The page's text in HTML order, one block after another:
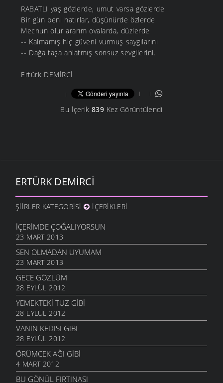
RABATLI yaş gözlerde, umut varsa gözlerde
Bir gün beni hatırlar, düşünürde özlerde
Mecnun olur ararım ovalarda, düzlerde
-- Kalmamış hiç güveni vurmuş saygılarını
-- Dağa taşa anlatmış sonsuz sevgilerini.
Ertürk DEMİRCİ
Bu İçerik 839Kez Görüntülendi
ERTÜRK DEMIRCI
ŞIIRLER KATEGORISI İÇERIKLERI
İÇERIMDE ÇOĞALIYORSUN
23 MART 2013
SEN OLMADAN UYUMAM
23 MART 2013
GECE GÖZLÜM
28 EYLÜL 2012
YEMEKTEKI TUZ GIBI
28 EYLÜL 2012
VANIN KEDISI GIBI
28 EYLÜL 2012
ÖRÜMCEK AĞI GIBI
4 MART 2012
BU GÖNÜL FIRTINASI